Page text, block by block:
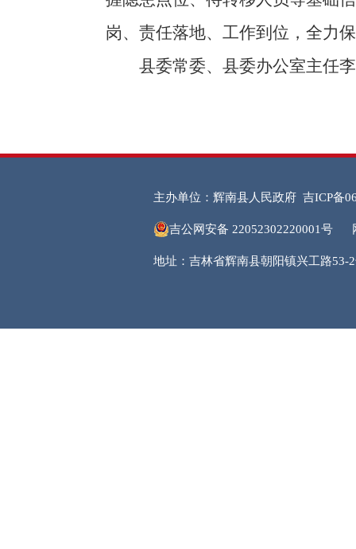
岗、责任落地、工作到位，全力
县委常委、县委办公室主任李
主办单位：辉南县人民政府 吉ICP备
吉公网安备 22052302220001号
地址：吉林省辉南县朝阳镇兴工路53-